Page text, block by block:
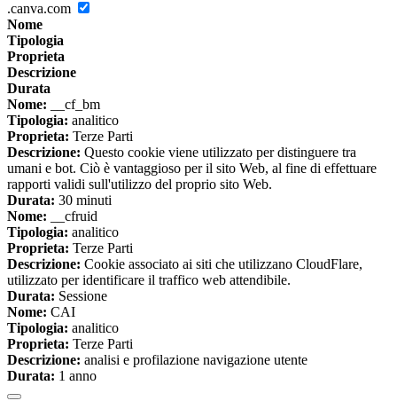
.canva.com
Nome
Tipologia
Proprieta
Descrizione
Durata
Nome: __cf_bm
Tipologia: analitico
Proprieta: Terze Parti
Descrizione: Questo cookie viene utilizzato per distinguere tra
umani e bot. Ciò è vantaggioso per il sito Web, al fine di effettuare
rapporti validi sull'utilizzo del proprio sito Web.
Durata: 30 minuti
Nome: __cfruid
Tipologia: analitico
Proprieta: Terze Parti
Descrizione: Cookie associato ai siti che utilizzano CloudFlare,
utilizzato per identificare il traffico web attendibile.
Durata: Sessione
Nome: CAI
Tipologia: analitico
Proprieta: Terze Parti
Descrizione: analisi e profilazione navigazione utente
Durata: 1 anno